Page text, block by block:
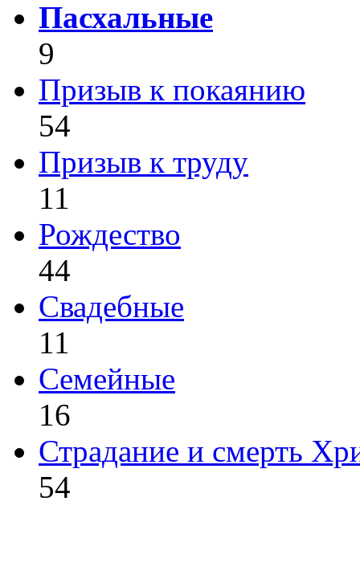
Пасхальные
9
Призыв к покаянию
54
Призыв к труду
11
Рождество
44
Свадебные
11
Семейные
16
Страдание и смерть
54